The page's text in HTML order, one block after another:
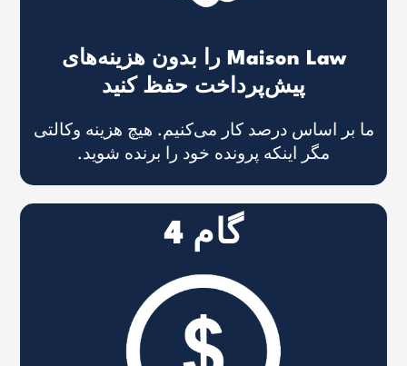
Maison Law را بدون هزینه‌های
پیش‌پرداخت حفظ کنید
ما بر اساس درصد کار می‌کنیم. هیچ هزینه وکالتی
مگر اینکه پرونده خود را برنده شوید.
گام 4